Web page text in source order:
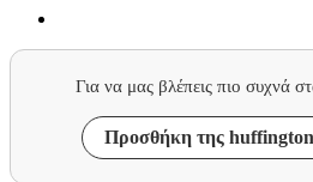
Για να μας βλέπεις πιο συχνά
Προσθήκη της